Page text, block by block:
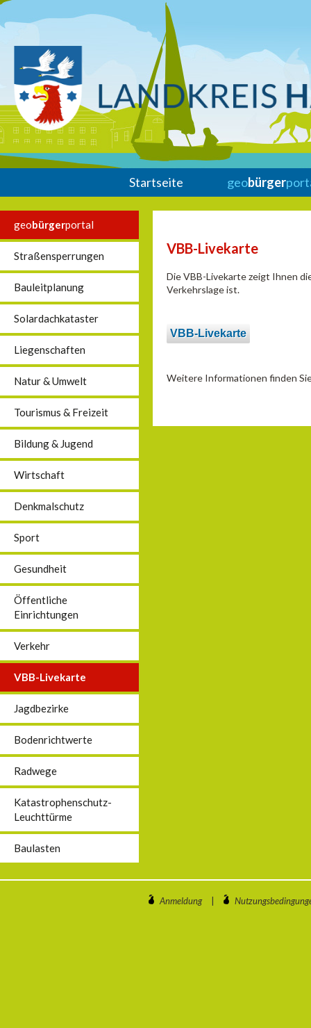
Startseite geobürger
geobürgerportal
Straßensperrungen
Bauleitplanung
Solardachkataster
Liegenschaften
Natur & Umwelt
Tourismus & Freizeit
Bildung & Jugend
Wirtschaft
Denkmalschutz
Sport
Gesundheit
Öffentliche
Einrichtungen
Verkehr
VBB-Livekarte
Jagdbezirke
Bodenrichtwerte
Radwege
Katastrophenschutz-
Leuchttürme
Baulasten
VBB-Livekarte
Die VBB-Livekarte zeigt Ihnen
Verkehrslage ist.
VBB-Livekarte
Weitere Informationen finden
Anmeldung